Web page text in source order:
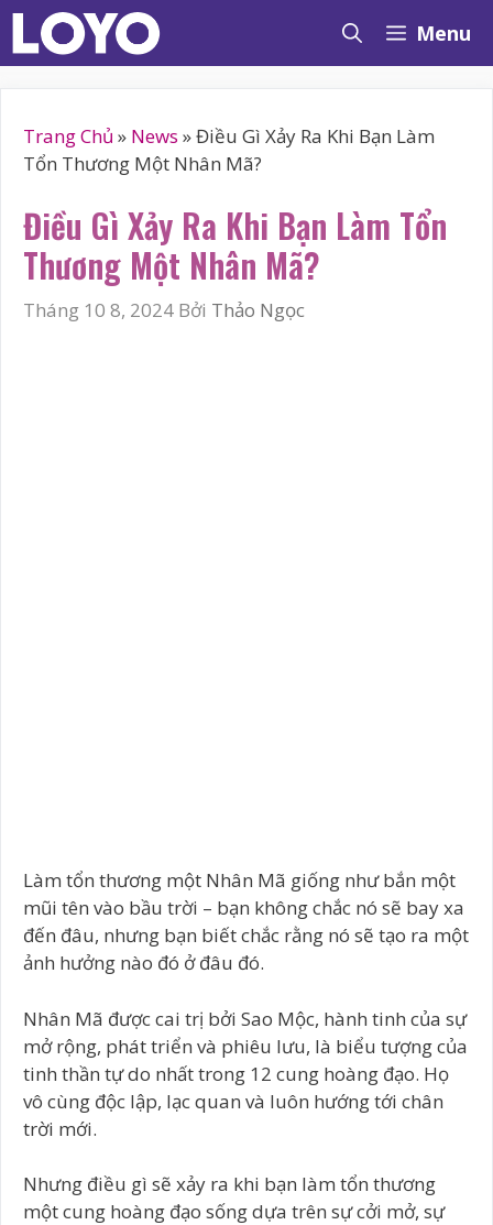
Chuyển
đến
nội
Menu
Trang Chủ » News »Điều Gì Xảy Ra Khi Bạn Làm
Tổn Thương Một Nhân Mã?
Điều Gì Xảy Ra Khi Bạn Làm Tổn
Thương Một Nhân Mã?
Tháng 10 8, 2024 Bởi Thảo Ngọc
Làm tổn thương một Nhân Mã giống như bắn một
mũi tên vào bầu trời – bạn không chắc nó sẽ bay xa
đến đâu, nhưng bạn biết chắc rằng nó sẽ tạo ra một
ảnh hưởng nào đó ở đâu đó.
Nhân Mã được cai trị bởi Sao Mộc, hành tinh của sự
mở rộng, phát triển và phiêu lưu, là biểu tượng của
tinh thần tự do nhất trong 12 cung hoàng đạo. Họ
vô cùng độc lập, lạc quan và luôn hướng tới chân
trời mới.
Nhưng điều gì sẽ xảy ra khi bạn làm tổn thương
một cung hoàng đạo sống dựa trên sự cởi mở, sự